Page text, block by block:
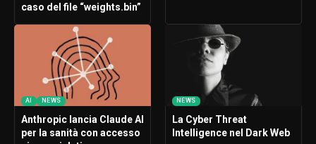
caso del file “weights.bin”
AI NEWS
Anthropic lancia Claude AI
per la sanità con accesso
NEWS
La Cyber Threat
Intelligence nel Dark Web